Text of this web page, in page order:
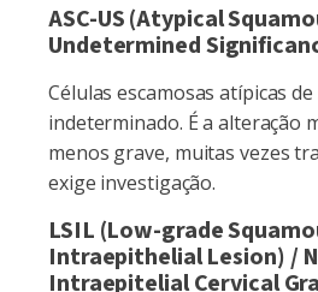
ASC-US (Atypical
Undetermined
Células escamosas atípicas
indeterminado. É a alteração
menos grave, muitas vezes
exige investigação.
LSIL (Low-grade
Intraepithelial Lesion) /
Intraepitelial Cervical